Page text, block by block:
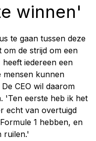
winnen'
te gaan tussen deze
om de strijd om een
iedereen een
mensen kunnen
CEO wil daarom
'Ten eerste heb ik het
echt van overtuigd
1 hebben, en
ruilen.'